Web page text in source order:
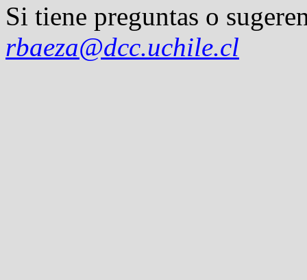
Si tiene preguntas o
rbaeza@dcc.uchile.cl